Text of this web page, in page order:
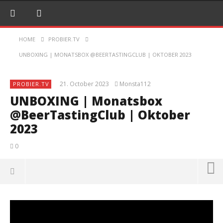
HOME PROBIER.TV
UNBOXING | MONATSBOX @BEERTASTINGCLUB | OKTOBER 2023
PROBIER.TV 21. October 2023 Monsta112
UNBOXING | Monatsbox
@BeerTastingClub | Oktober
2023
0